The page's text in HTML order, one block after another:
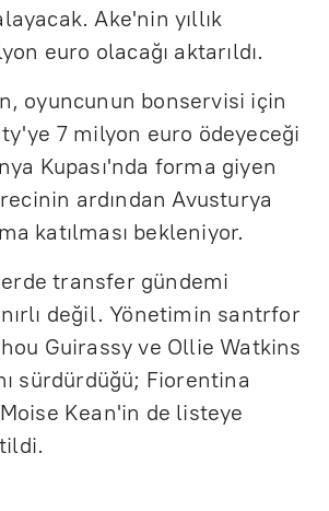
Ake'nin yıllık
euro olacağı aktarıldı.
oyuncunun bonservisi için
7 milyon euro ödeyeceği
Kupası'nda forma giyen
ardından Avusturya
katılması bekleniyor.
transfer gündemi
değil. Yönetimin santrfor
Guirassy ve Ollie Watkins
sürdürdüğü; Fiorentina
Kean'in de listeye